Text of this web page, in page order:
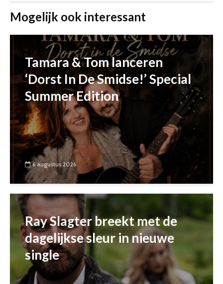
Mogelijk ook interessant
Tamara & Tom lanceren
‘Dorst In De Smidse!’ Special
Summer Edition
6 augustus 2026
Ray Slagter breekt met de
dagelijkse sleur in nieuwe
single